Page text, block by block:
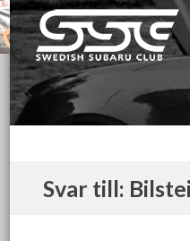
Skip
to
content
Swedish Subaru
För oss som älskar Subaru!
Svar till: